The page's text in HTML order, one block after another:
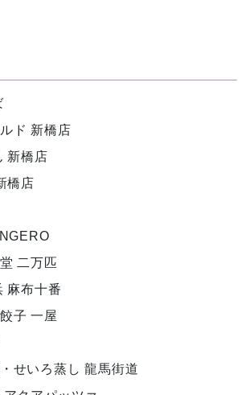
ルド 新橋店
新橋店
橋店
二万匹
麻布十番
餃子 一屋
せいろ蒸し 龍馬街道